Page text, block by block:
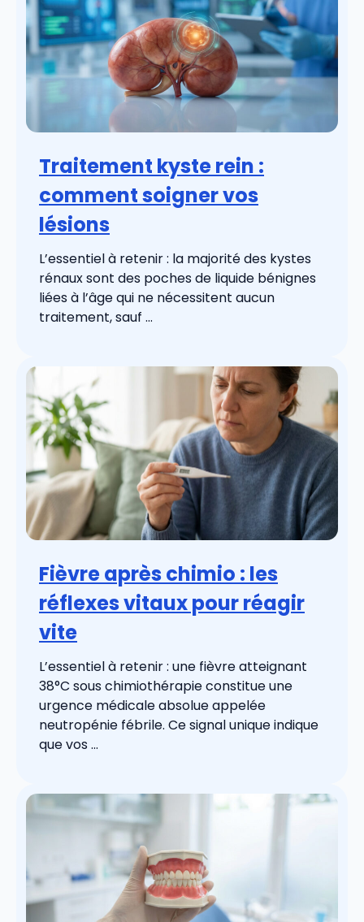
Traitement kyste rein :
comment soigner vos
lésions
L’essentiel à retenir : la majorité des kystes
rénaux sont des poches de liquide bénignes
liées à l’âge qui ne nécessitent aucun
traitement, sauf ...
Fièvre après chimio : les
réflexes vitaux pour réagir
vite
L’essentiel à retenir : une fièvre atteignant
38°C sous chimiothérapie constitue une
urgence médicale absolue appelée
neutropénie fébrile. Ce signal unique indique
que vos ...